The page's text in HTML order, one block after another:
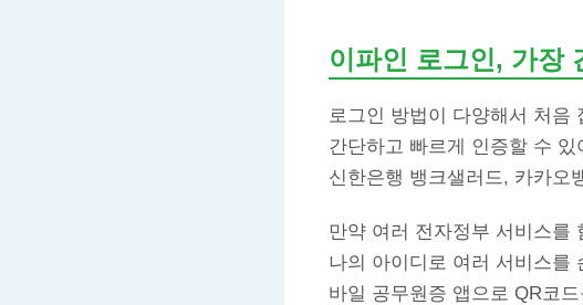
이파인 로그인, 가장
로그인 방법이 다양해서 처음
간단하고 빠르게 인증할 수
신한은행 뱅크샐러드, 카카오
만약 여러 전자정부 서비스를
나의 아이디로 여러 서비스를
바일 공무원증 앱으로 QR코